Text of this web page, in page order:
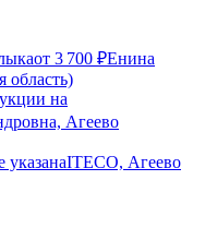
от 3 700 ₽Енина
область)
на
Агеево
указанаITECO, Агеево